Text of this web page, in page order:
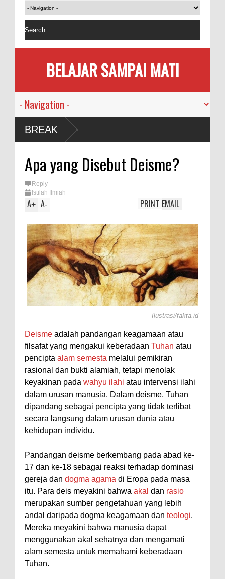
BELAJAR SAMPAI MATI
BREAK
Apa yang Disebut Deisme?
Reply
Istilah Ilmiah
A+ A- EMAIL
PRINT
Ilustrasi/fakta.id
Deisme adalah pandangan keagamaan atau
filsafat yang mengakui keberadaan Tuhan atau
pencipta alam semesta melalui pemikiran
rasional dan bukti alamiah, tetapi menolak
keyakinan pada wahyu ilahi atau intervensi ilahi
dalam urusan manusia. Dalam deisme, Tuhan
dipandang sebagai pencipta yang tidak terlibat
secara langsung dalam urusan dunia atau
kehidupan individu.
Pandangan deisme berkembang pada abad ke-
17 dan ke-18 sebagai reaksi terhadap dominasi
gereja dan dogma agama di Eropa pada masa
itu. Para deis meyakini bahwa akal dan rasio
merupakan sumber pengetahuan yang lebih
andal daripada dogma keagamaan dan teologi.
Mereka meyakini bahwa manusia dapat
menggunakan akal sehatnya dan mengamati
alam semesta untuk memahami keberadaan
Tuhan.